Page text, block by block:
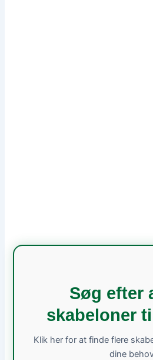
Søg efter
skabeloner
Klik her for at finde flere
dine